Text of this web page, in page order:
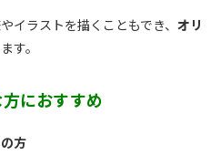
イラストを描くこともでき、 オリ
す。
におすすめ
方